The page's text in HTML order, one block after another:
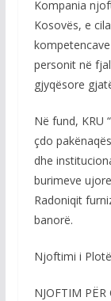
Kompania
Kosovës, e
personit në
gjyqësore
Në fund, KRU
çdo
dhe
burimeve
Radoniqit
banorë.
Njoftimi i
NJOFTIM